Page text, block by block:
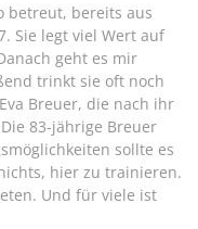
betreut, bereits aus
Sie legt viel Wert auf
geht es mir
trinkt sie oft noch
Breuer, die nach ihr
83-jährige Breuer
sollte es
hier zu trainieren.
Und für viele ist